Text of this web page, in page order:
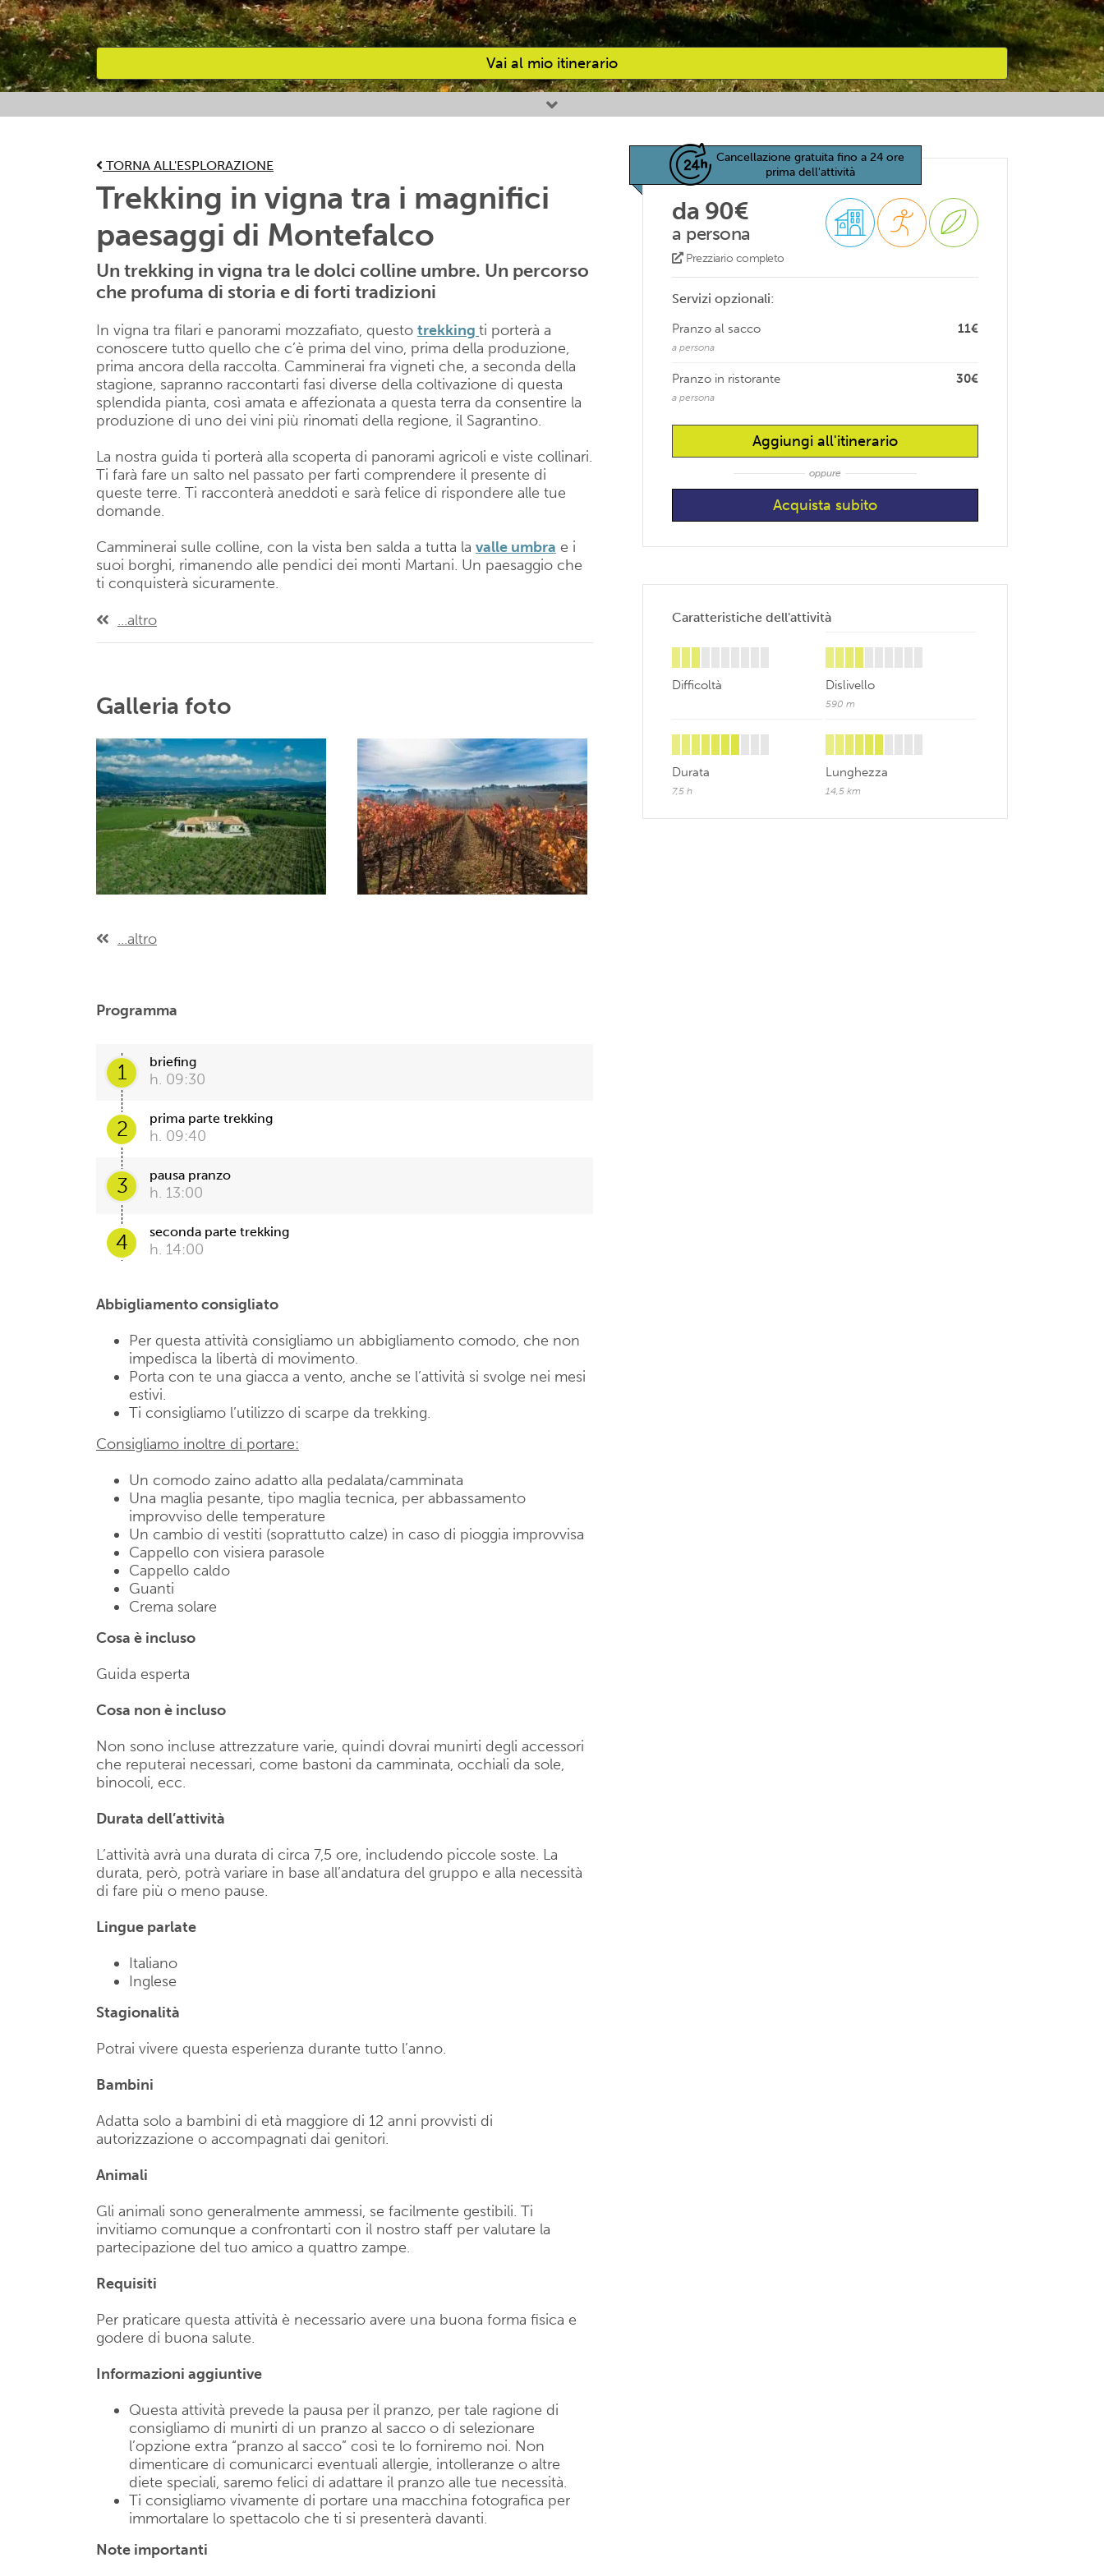
Vai al mio itinerario
Attività preferite
TORNA ALL'ESPLORAZIONE
Trekking in vigna tra i magnifici
paesaggi di Montefalco
Un trekking in vigna tra le dolci colline umbre. Un percorso
che profuma di storia e di forti tradizioni
In vigna tra filari e panorami mozzafiato, questo trekking ti porterà a
conoscere tutto quello che c’è prima del vino, prima della produzione,
prima ancora della raccolta. Camminerai fra vigneti che, a seconda della
stagione, sapranno raccontarti fasi diverse della coltivazione di questa
splendida pianta, così amata e affezionata a questa terra da consentire la
produzione di uno dei vini più rinomati della regione, il Sagrantino.
La nostra guida ti porterà alla scoperta di panorami agricoli e viste collinari.
Ti farà fare un salto nel passato per farti comprendere il presente di
queste terre. Ti racconterà aneddoti e sarà felice di rispondere alle tue
domande.
Camminerai sulle colline, con la vista ben salda a tutta la valle umbra e i
suoi borghi, rimanendo alle pendici dei monti Martani. Un paesaggio che
ti conquisterà sicuramente.
...altro
Galleria foto
...altro
Programma
1 briefing
h. 09:30
2 prima parte trekking
h. 09:40
3 pausa pranzo
h. 13:00
4 seconda parte trekking
h. 14:00
Abbigliamento consigliato
Per questa attività consigliamo un abbigliamento comodo, che non
impedisca la libertà di movimento.
Porta con te una giacca a vento, anche se l’attività si svolge nei mesi
estivi.
Ti consigliamo l’utilizzo di scarpe da trekking.
Consigliamo inoltre di portare:
Un comodo zaino adatto alla pedalata/camminata
Una maglia pesante, tipo maglia tecnica, per abbassamento
improvviso delle temperature
Un cambio di vestiti (soprattutto calze) in caso di pioggia improvvisa
Cappello con visiera parasole
Cappello caldo
Guanti
Crema solare
Cosa è incluso
Guida esperta
Cosa non è incluso
Non sono incluse attrezzature varie, quindi dovrai munirti degli accessori
che reputerai necessari, come bastoni da camminata, occhiali da sole,
binocoli, ecc.
Durata dell’attività
L’attività avrà una durata di circa 7,5 ore, includendo piccole soste. La
durata, però, potrà variare in base all’andatura del gruppo e alla necessità
di fare più o meno pause.
Lingue parlate
Italiano
Inglese
Stagionalità
Potrai vivere questa esperienza durante tutto l’anno.
Bambini
Adatta solo a bambini di età maggiore di 12 anni provvisti di
autorizzazione o accompagnati dai genitori.
Animali
Gli animali sono generalmente ammessi, se facilmente gestibili. Ti
invitiamo comunque a confrontarti con il nostro staff per valutare la
partecipazione del tuo amico a quattro zampe.
Requisiti
Per praticare questa attività è necessario avere una buona forma fisica e
godere di buona salute.
Informazioni aggiuntive
Questa attività prevede la pausa per il pranzo, per tale ragione di
consigliamo di munirti di un pranzo al sacco o di selezionare
l’opzione extra “pranzo al sacco” così te lo forniremo noi. Non
dimenticare di comunicarci eventuali allergie, intolleranze o altre
diete speciali, saremo felici di adattare il pranzo alle tue necessità.
Ti consigliamo vivamente di portare una macchina fotografica per
immortalare lo spettacolo che ti si presenterà davanti.
Note importanti
Cancellazione gratuita fino a 24 ore
prima dell'attività
da 90€
a persona
Prezziario completo
Servizi opzionali:
11€
Pranzo al sacco
a persona
30€
Pranzo in ristorante
a persona
Aggiungi all'itinerario
oppure
Caratteristiche dell'attività
Difficoltà Dislivello
590 m
Durata
7,5 h
Lunghezza
14,5 km